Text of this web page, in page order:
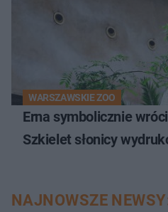
WARSZAWSKIE ZOO
Erna symbolicznie
Szkielet słonicy
NAJNOWSZE